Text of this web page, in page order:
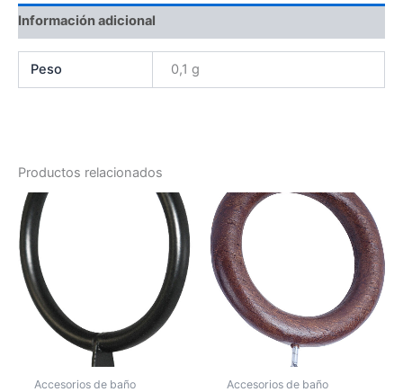
Información adicional
Peso 0,1 g
Productos relacionados
Accesorios de baño Accesorios de baño